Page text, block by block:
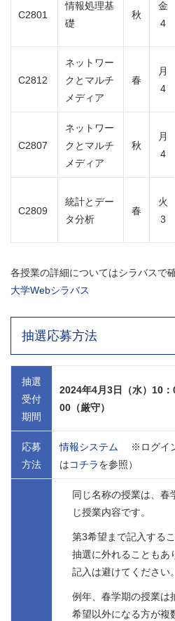
C2801
情報処理基
礎
秋
金
4
C2812
ネットワー
クとマルチ
メディア
春
月
4
C2807
ネットワー
クとマルチ
メディア
秋
月
4
C2809
統計とデー
タ分析
春
火
3
各授業の詳細についてはシラバス
大学Webシラバス
抽選応募方法
抽選
受付
期間
2024年4月3日（水）10
00（厳守）
応募
方法
情報システム
※ログイ
はコチラを参照）
同じ名称の授業は、春
じ授業内容です。
第3希望まで記入する
抽選に外れることもあ
記入は避けてください。
例年、春学期の授業は
希望以外になる方が複